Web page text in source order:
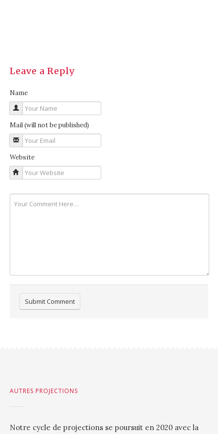
Leave a Reply
Name
Mail(will not be published)
Website
AUTRES PROJECTIONS
Notre cycle de projections se poursuit en 2020 avec la